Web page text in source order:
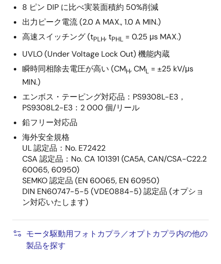
8 ピン DIP に比べ実装面積約 50%削減
出力ピーク電流 (2.0 A MAX., 1.0 A MIN.)
高速スイッチング (tPLH, tPHL = 0.25 μs MAX.)
UVLO (Under Voltage Lock Out) 機能内蔵
瞬時同相除去電圧が高い (CMH, CML = ±25 kV/μs
MIN.)
エンボス・テーピング対応品：PS9308L-E3，
PS9308L2-E3：2 000 個/リール
鉛フリー対応品
海外安全規格
UL 認定品：No. E72422
CSA 認定品：No. CA 101391 (CA5A, CAN/CSA-C22.2
60065, 60950)
SEMKO 認定品 (EN 60065, EN 60950)
DIN EN60747-5-5 (VDE0884-5) 認定品 (オプショ
ン対応いたします)
モータ駆動用フォトカプラ／オプトカプラ内の他の
製品を探す